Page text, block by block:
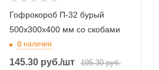
Гофрокороб П-32 бурый
500х300х400 мм со скобами
В наличии
145.30руб./шт 195.30руб.